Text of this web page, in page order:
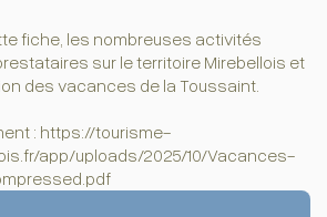
fiche, les nombreuses activités
sur le territoire Mirebellois et
des vacances de la Toussaint.
: https://tourisme-
app/uploads/2025/10/Vacances-